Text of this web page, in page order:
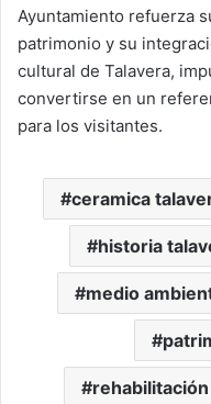
Ayuntamiento refuerza
patrimonio y su
cultural de Talavera,
convertirse en un
para los visitantes.
ceramica
historia
medio